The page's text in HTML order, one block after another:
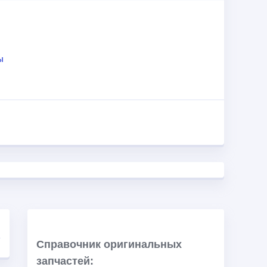
поликарбоната. От внешних ударов и
бампер, имеющий шесть точек
Справочник оригинальных
запчастей: